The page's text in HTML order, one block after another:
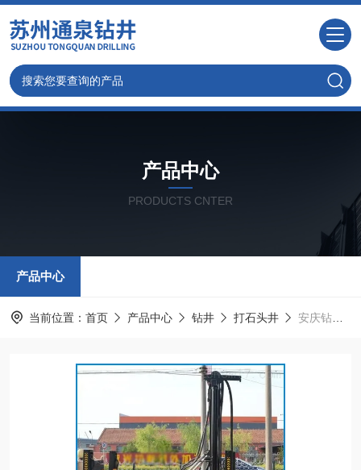
产品中心
PRODUCTS CNTER
产品中心
当前位置： 首页 产品中心 钻井 打石头井 安庆钻井、安庆井点降水、凿岩机械打石头井